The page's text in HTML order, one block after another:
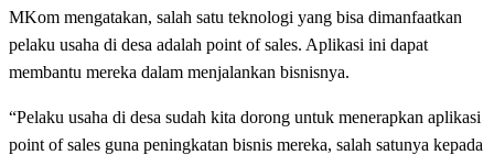
MKom mengatakan, salah satu teknologi yang bisa dimanfaatkan
pelaku usaha di desa adalah point of sales. Aplikasi ini dapat
membantu mereka dalam menjalankan bisnisnya.
“Pelaku usaha di desa sudah kita dorong untuk menerapkan aplikasi
point of sales guna peningkatan bisnis mereka, salah satunya kepada